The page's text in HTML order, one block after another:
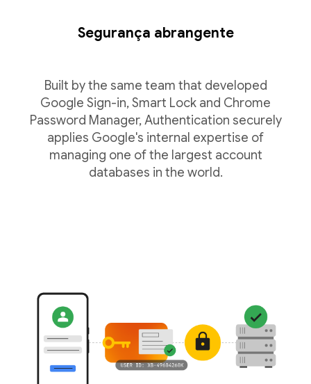
Segurança abrangente
Built by the same team that developed
Google Sign-in, Smart Lock and Chrome
Password Manager, Authentication securely
applies Google's internal expertise of
managing one of the largest account
databases in the world.